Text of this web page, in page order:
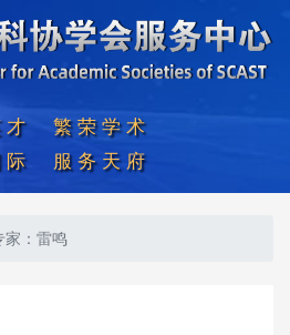
才  繁荣学术
际  服务天府
家：雷鸣